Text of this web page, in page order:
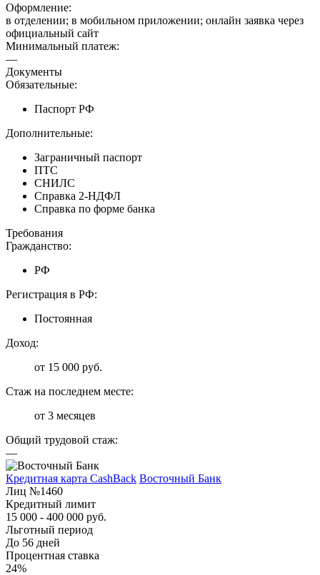
Оформление:
в отделении; в мобильном приложении; онлайн заявка через
официальный сайт
Минимальный платеж:
—
Документы
Обязательные:
Паспорт РФ
Дополнительные:
Заграничный паспорт
ПТС
СНИЛС
Справка 2-НДФЛ
Справка по форме банка
Требования
Гражданство:
РФ
Регистрация в РФ:
Постоянная
Доход:
от 15 000 руб.
Стаж на последнем месте:
от 3 месяцев
Общий трудовой стаж:
—
Кредитная карта CashBack Восточный Банк
Лиц №1460
Кредитный лимит
15 000 - 400 000 руб.
Льготный период
До 56 дней
Процентная ставка
24%